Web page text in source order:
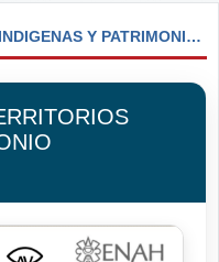
SEMINARIO SOBRE TERRITORIOS INDIGENAS Y PATRIMONIO BIOCULTURAL